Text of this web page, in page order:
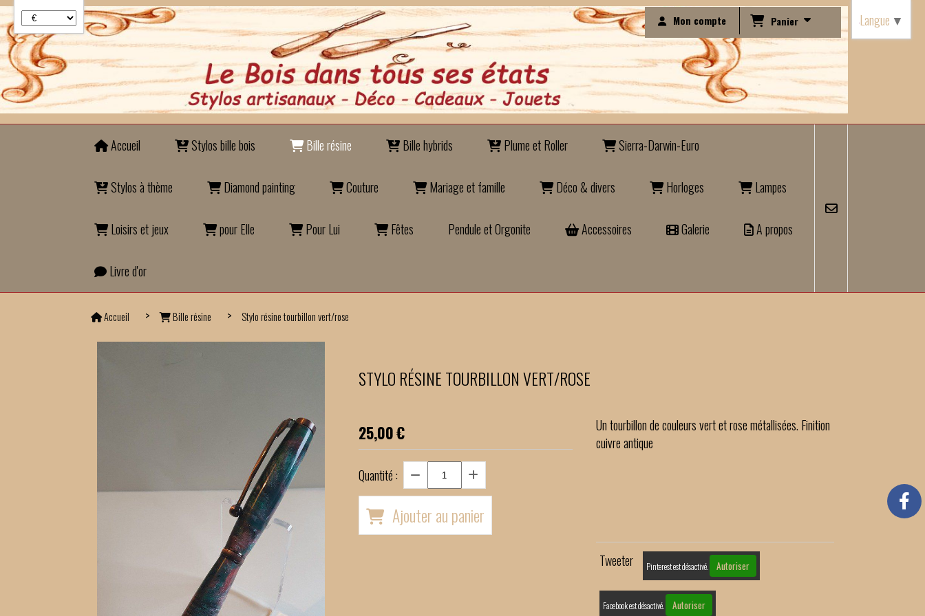
Mon compte Panier
Accueil Stylos bille bois Bille résine Bille hybrids Plume et Roller Sierra-Darwin-Euro
Stylos à thème Diamond painting Couture Mariage et famille Déco & divers Horloges Lampes
Loisirs et jeux pour Elle Pour Lui Fêtes Pendule et Orgonite Accessoires Galerie A propos
Livre d'or
Accueil Bille résine Stylo résine tourbillon vert/rose
STYLO RÉSINE TOURBILLON VERT/ROSE
25,00€
Quantité :
Ajouter au panier
Un tourbillon de couleurs vert et rose métallisées. Finition
cuivre antique
Tweeter Pinterest est désactivé. Autoriser
Facebook est désactivé. Autoriser
Langue ▼
Panneau de gestion des cookies